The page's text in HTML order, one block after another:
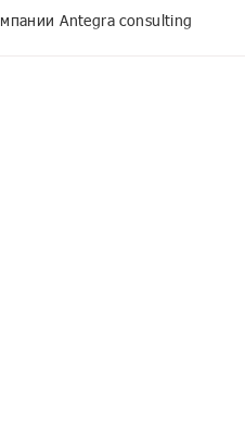
КОРП МСФО
Antegra consulting